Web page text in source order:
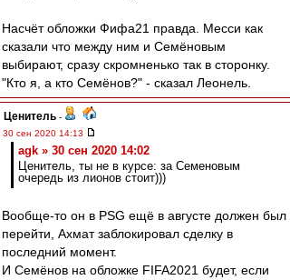
Насчёт обложки Фифа21 правда. Месси как
сказали что между ним и Семёновым
выбирают, сразу скромненько так в сторонку.
"Кто я, а кто Семёнов?" - сказал Леонель.
Ценитель -
30 сен 2020 14:13
agk » 30 сен 2020 14:02
Ценитель, ты не в курсе: за Семеновым
очередь из лионов стоит)))
Вообще-то он в PSG ещё в августе должен был
перейти, Ахмат заблокировал сделку в
последний момент.
И Семёнов на обложке FIFA2021 будет, если